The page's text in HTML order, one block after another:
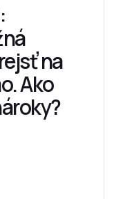
na
Ako